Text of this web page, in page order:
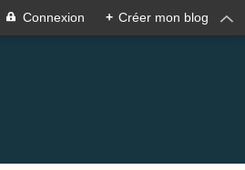
Connexion + Créer mon blog